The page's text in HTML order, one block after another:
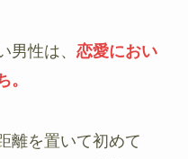
男性は、 恋愛におい
。
離を置いて初めて